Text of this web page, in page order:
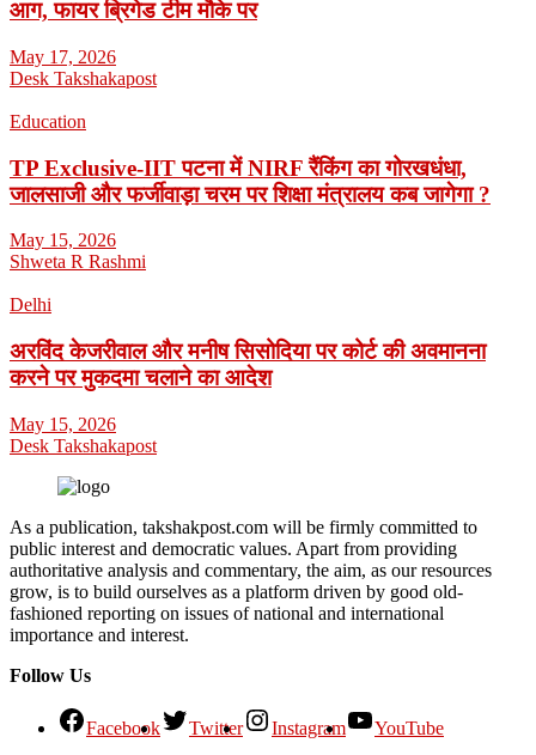
आग, फायर ब्रिगेड टीम मौके पर
May 17, 2026
Desk Takshakapost
Education
TP Exclusive-IIT पटना में NIRF रैंकिंग का गोरखधंधा,
जालसाजी और फर्जीवाड़ा चरम पर शिक्षा मंत्रालय कब जागेगा ?
May 15, 2026
Shweta R Rashmi
Delhi
अरविंद केजरीवाल और मनीष सिसोदिया पर कोर्ट की अवमानना
करने पर मुकदमा चलाने का आदेश
May 15, 2026
Desk Takshakapost
As a publication, takshakpost.com will be firmly committed to
public interest and democratic values. Apart from providing
authoritative analysis and commentary, the aim, as our resources
grow, is to build ourselves as a platform driven by good old-
fashioned reporting on issues of national and international
importance and interest.
Follow Us
Facebook Twitter Instagram YouTube